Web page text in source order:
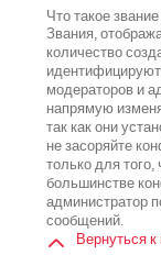
Что такое
Звания,
количество
модераторов и
напрямую
так как они
не засоряйте
только для
большинстве
администратор
сообщений.
Вернуться